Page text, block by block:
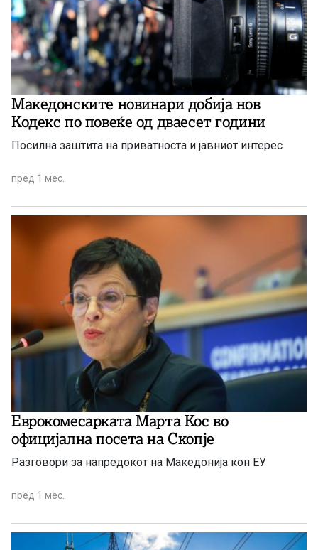
Македонските новинари добија нов
Кодекс по повеќе од дваесет години
Посилна заштита на приватноста и јавниот интерес
пред 1 мес.
Еврокомесарката Марта Кос во
официјална посета на Скопје
Разговори за напредокот на Македонија кон ЕУ
пред 1 мес.